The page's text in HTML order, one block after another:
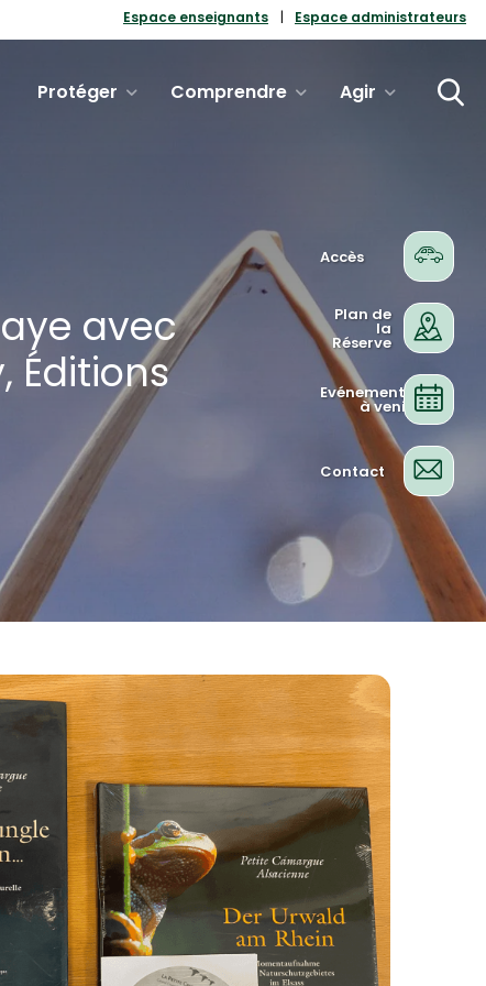
Espace enseignants Espace administrateurs
Protéger Comprendre Agir
avec
Éditions
Accès
Plan de
la
Réserve
Evénements
à venir
Contact